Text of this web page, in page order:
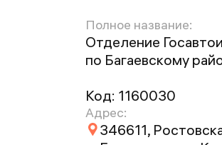
Полное название:
Отделение
по Багаевскому
Код: 1160030
Адрес:
346611,